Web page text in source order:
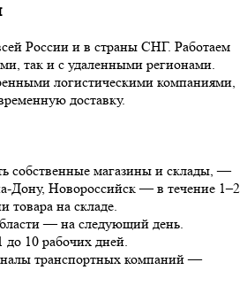
России и в страны СНГ. Работаем
так и с удаленными регионами.
логистическими компаниями,
доставку.
собственные магазины и склады, —
Дону, Новороссийск — в течение 1–2
товара на складе.
— на следующий день.
10 рабочих дней.
транспортных компаний —